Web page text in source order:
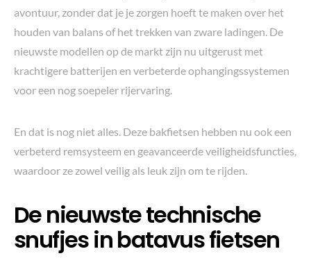
avontuur, zonder dat je je zorgen hoeft te maken over het
houden van balans of het trekken van zware ladingen. De
nieuwste modellen op de markt zijn nu uitgerust met
krachtigere batterijen en verbeterde ophangingssystemen
voor een nog soepeler rijervaring.
En dat is nog niet alles. Deze bakfietsen hebben nu ook een
verbeterd remsysteem en geavanceerde veiligheidsfuncties,
waardoor ze zowel veilig als leuk zijn om te rijden.
De nieuwste technische
snufjes in batavus fietsen